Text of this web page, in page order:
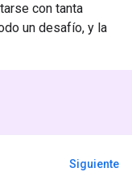
con tanta
un desafío, y la
Siguiente